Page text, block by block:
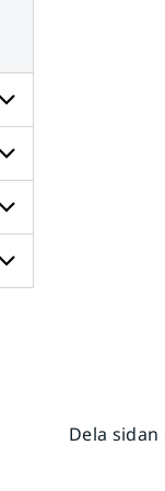
och
till
Dela sidan